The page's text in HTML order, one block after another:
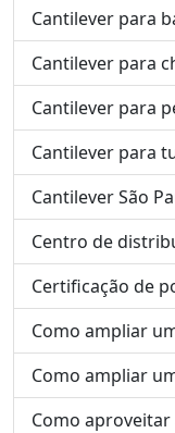
Cantilever para
Cantilever para
Cantilever para
Cantilever para
Cantilever São
Centro de
Certificação de
Como ampliar
Como ampliar
Como